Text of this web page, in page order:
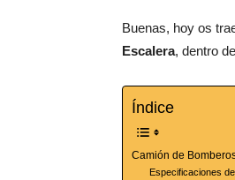
Buenas, hoy os
Escalera, dentro
Índice
Camión de
Especificaciones